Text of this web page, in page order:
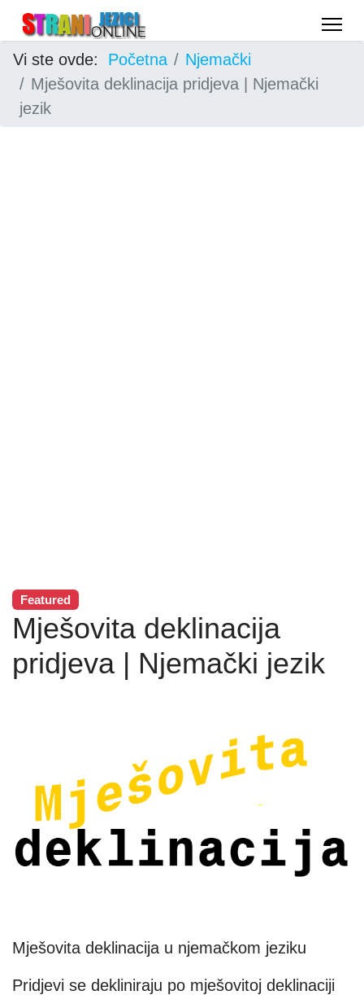
Vi ste ovde: Početna
Njemački
Mješovita deklinacija pridjeva | Njemački
jezik
Featured
Mješovita deklinacija
pridjeva | Njemački jezik
Mješovita deklinacija u njemačkom jeziku
Pridjevi se dekliniraju po mješovitoj deklinaciji